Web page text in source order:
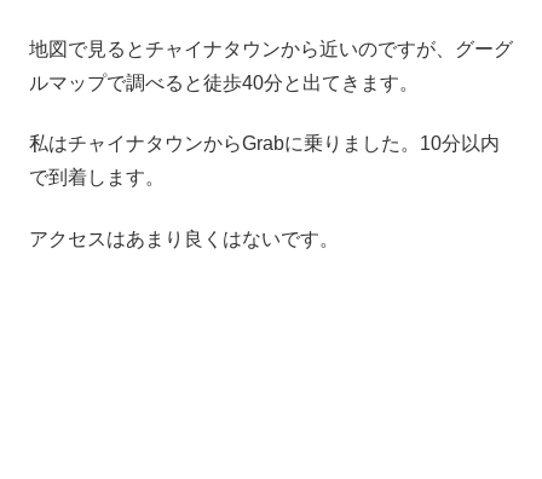
地図で見るとチャイナタウンから近いのですが、グーグ
ルマップで調べると徒歩40分と出てきます。
私はチャイナタウンからGrabに乗りました。10分以内
で到着します。
アクセスはあまり良くはないです。